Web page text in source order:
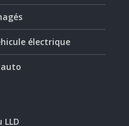
électrique
LLD